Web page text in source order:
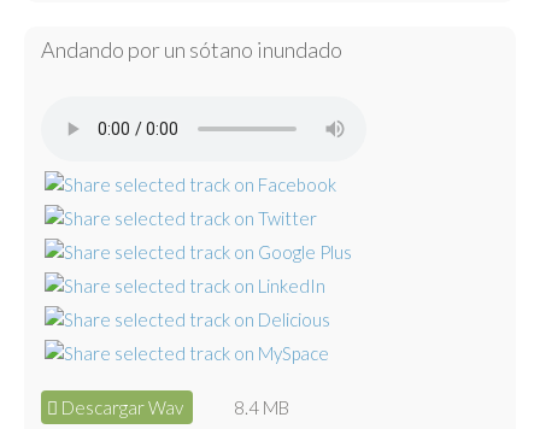
Andando por un sótano inundado
Descargar Wav 8.4 MB